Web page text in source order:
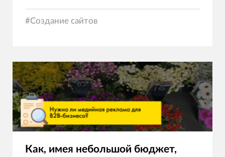
#Создание сайтов
Как, имея небольшой бюджет,